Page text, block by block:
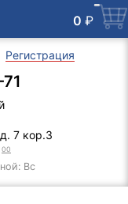
0 ₽
Регистрация
7 кор.3
00
Вс